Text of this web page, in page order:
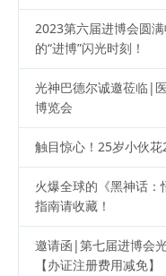
2023第六届进博会圆
的“进博”闪光时刻！
光神巴德尔诚邀莅临|
博览会
触目惊心！25岁小伙花
火爆全球的《黑神话
指南请收藏！
邀请函|第七届进博会
【办证注册费用减免】